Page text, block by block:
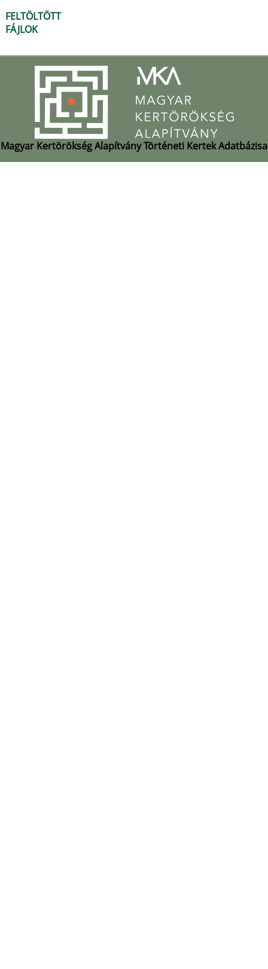
FELTÖLTÖTT
FÁJLOK
Magyar Kertörökség Alapítvány Történeti Kertek Adatbázisa